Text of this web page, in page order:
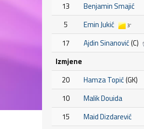
13
Benjamin Smajić
5
Emin Jukić 3'
17 Ajdin Sinanović(C)
Izmjene
20
Hamza Topić(GK)
10
Malik Douida
15
Maid Dizdarević